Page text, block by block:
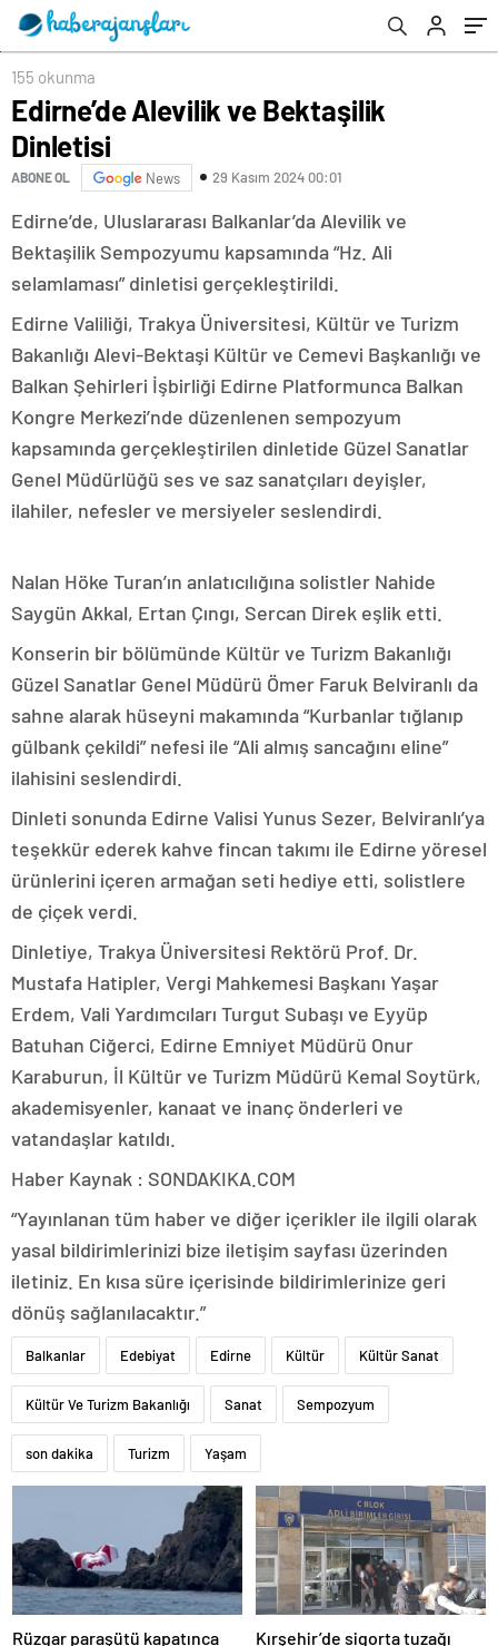
155 okunma
Edirne’de Alevilik ve Bektaşilik
Dinletisi
ABONE OL News 29 Kasım 2024 00:01
Edirne’de, Uluslararası Balkanlar’da Alevilik ve
Bektaşilik Sempozyumu kapsamında “Hz. Ali
selamlaması” dinletisi gerçekleştirildi.
Edirne Valiliği, Trakya Üniversitesi, Kültür ve Turizm
Bakanlığı Alevi-Bektaşi Kültür ve Cemevi Başkanlığı ve
Balkan Şehirleri İşbirliği Edirne Platformunca Balkan
Kongre Merkezi’nde düzenlenen sempozyum
kapsamında gerçekleştirilen dinletide Güzel Sanatlar
Genel Müdürlüğü ses ve saz sanatçıları deyişler,
ilahiler, nefesler ve mersiyeler seslendirdi.
Nalan Höke Turan’ın anlatıcılığına solistler Nahide
Saygün Akkal, Ertan Çıngı, Sercan Direk eşlik etti.
Konserin bir bölümünde Kültür ve Turizm Bakanlığı
Güzel Sanatlar Genel Müdürü Ömer Faruk Belviranlı da
sahne alarak hüseyni makamında “Kurbanlar tığlanıp
gülbank çekildi” nefesi ile “Ali almış sancağını eline”
ilahisini seslendirdi.
Dinleti sonunda Edirne Valisi Yunus Sezer, Belviranlı’ya
teşekkür ederek kahve fincan takımı ile Edirne yöresel
ürünlerini içeren armağan seti hediye etti, solistlere
de çiçek verdi.
Dinletiye, Trakya Üniversitesi Rektörü Prof. Dr.
Mustafa Hatipler, Vergi Mahkemesi Başkanı Yaşar
Erdem, Vali Yardımcıları Turgut Subaşı ve Eyyüp
Batuhan Ciğerci, Edirne Emniyet Müdürü Onur
Karaburun, İl Kültür ve Turizm Müdürü Kemal Soytürk,
akademisyenler, kanaat ve inanç önderleri ve
vatandaşlar katıldı.
Haber Kaynak : SONDAKIKA.COM
“Yayınlanan tüm haber ve diğer içerikler ile ilgili olarak
yasal bildirimlerinizi bize iletişim sayfası üzerinden
iletiniz. En kısa süre içerisinde bildirimlerinize geri
dönüş sağlanılacaktır.”
Balkanlar Edebiyat Edirne Kültür Kültür Sanat
Kültür Ve Turizm Bakanlığı Sanat Sempozyum
son dakika Turizm Yaşam
Rüzgar paraşütü kapatınca
Kırşehir’de sigorta tuzağı